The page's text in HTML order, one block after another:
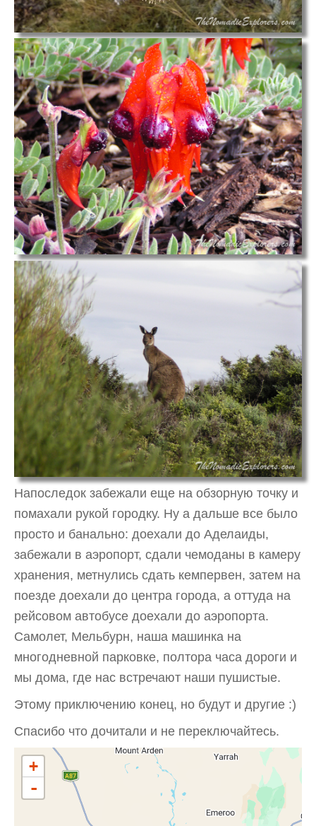
Напоследок забежали еще на обзорную точку и
помахали рукой городку. Ну а дальше все было
просто и банально: доехали до Аделаиды,
забежали в аэропорт, сдали чемоданы в камеру
хранения, метнулись сдать кемпервен, затем на
поезде доехали до центра города, а оттуда на
рейсовом автобусе доехали до аэропорта.
Cамолет, Мельбурн, наша машинка на
многодневной парковке, полтора часа дороги и
мы дома, где нас встречают наши пушистые.
Этому приключению конец, но будут и другие :)
Спасибо что дочитали и не переключайтесь.
+
-